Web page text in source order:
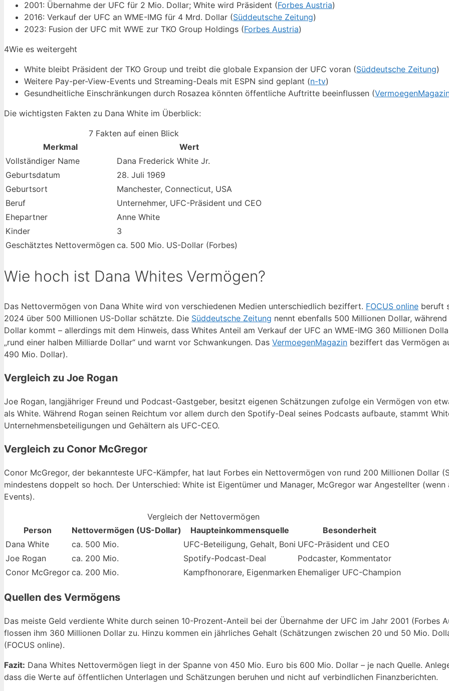
2001: Übernahme der UFC für 2 Mio. Dollar; White wird Präsident (Forbes Austria)
2016: Verkauf der UFC an WME-IMG für 4 Mrd. Dollar (Süddeutsche Zeitung)
2023: Fusion der UFC mit WWE zur TKO Group Holdings (Forbes Austria)
4Wie es weitergeht
White bleibt Präsident der TKO Group und treibt die globale Expansion der UFC voran (Süddeutsche Zeitung)
Weitere Pay-per-View-Events und Streaming-Deals mit ESPN sind geplant (n-tv)
Gesundheitliche Einschränkungen durch Rosazea könnten öffentliche Auftritte beeinflussen (
Die wichtigsten Fakten zu Dana White im Überblick:
7 Fakten auf einen Blick
Merkmal
Wert
Vollständiger Name
Dana Frederick White Jr.
Geburtsdatum
28. Juli 1969
Geburtsort
Manchester, Connecticut, USA
Beruf
Unternehmer, UFC-Präsident und CEO
Ehepartner
Anne White
Kinder
3
Geschätztes Nettovermögen ca. 500 Mio. US-Dollar (Forbes)
Wie hoch ist Dana Whites Vermögen?
Das Nettovermögen von Dana White wird von verschiedenen Medien unterschiedlich beziffert. FOCUS online beruft
2024 über 500 Millionen US-Dollar schätzte. Die Süddeutsche Zeitung nennt ebenfalls 500 Millionen Dollar,
Dollar kommt – allerdings mit dem Hinweis, dass Whites Anteil am Verkauf der UFC an WME-IMG 360 Millionen
„rund einer halben Milliarde Dollar“ und warnt vor Schwankungen. Das VermoegenMagazin beziffert das Vermögen
490 Mio. Dollar).
Vergleich zu Joe Rogan
Joe Rogan, langjähriger Freund und Podcast-Gastgeber, besitzt eigenen Schätzungen zufolge ein Vermögen von
als White. Während Rogan seinen Reichtum vor allem durch den Spotify-Deal seines Podcasts aufbaute, stammt
Unternehmensbeteiligungen und Gehältern als UFC-CEO.
Vergleich zu Conor McGregor
Conor McGregor, der bekannteste UFC-Kämpfer, hat laut Forbes ein Nettovermögen von rund 200 Millionen Dollar
mindestens doppelt so hoch. Der Unterschied: White ist Eigentümer und Manager, McGregor war Angestellter
Events).
Vergleich der Nettovermögen
Person
Nettovermögen (US-Dollar) Haupteinkommensquelle
Besonderheit
Dana White
ca. 500 Mio. UFC-Beteiligung, Gehalt, Boni UFC-Präsident und CEO
Joe Rogan
ca. 200 Mio. Spotify-Podcast-Deal
Podcaster, Kommentator
Conor McGregor ca. 200 Mio. Kampfhonorare, Eigenmarken Ehemaliger UFC-Champion
Quellen des Vermögens
Das meiste Geld verdiente White durch seinen 10-Prozent-Anteil bei der Übernahme der UFC im Jahr 2001 (Forbes
flossen ihm 360 Millionen Dollar zu. Hinzu kommen ein jährliches Gehalt (Schätzungen zwischen 20 und 50 Mio.
(FOCUS online).
Fazit: Dana Whites Nettovermögen liegt in der Spanne von 450 Mio. Euro bis 600 Mio. Dollar – je nach Quelle.
dass die Werte auf öffentlichen Unterlagen und Schätzungen beruhen und nicht auf verbindlichen Finanzberichten.